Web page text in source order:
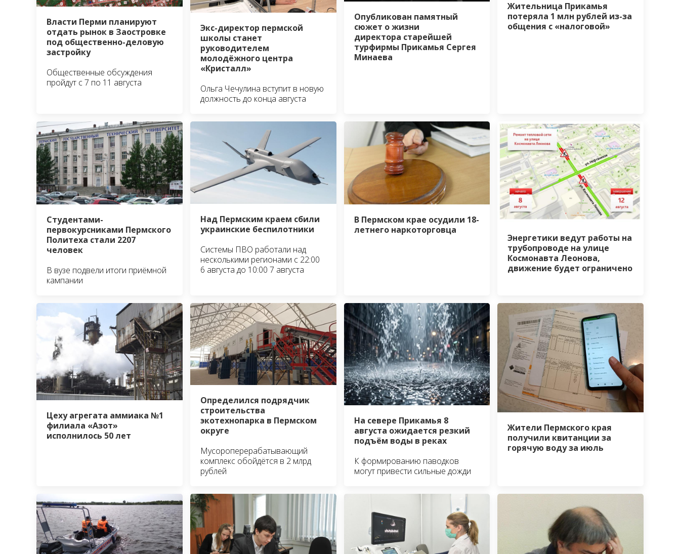
Власти Перми планируют
отдать рынок в Заостровке
под общественно-деловую
застройку
Общественные обсуждения
пройдут с 7 по 11 августа
Экс-директор пермской
школы станет
руководителем
молодёжного центра
«Кристалл»
Ольга Чечулина вступит в новую
должность до конца августа
Опубликован памятный
сюжет о жизни
директора старейшей
турфирмы Прикамья Сергея
Минаева
Жительница Прикамья
потеряла 1 млн рублей из-за
общения с «налоговой»
Студентами-
первокурсниками Пермского
Политеха стали 2207
человек
В вузе подвели итоги приёмной
кампании
Над Пермским краем сбили
украинские беспилотники
Системы ПВО работали над
несколькими регионами с 22:00
6 августа до 10:00 7 августа
В Пермском крае осудили 18-
летнего наркоторговца
Энергетики ведут работы на
трубопроводе на улице
Космонавта Леонова,
движение будет ограничено
Цеху агрегата аммиака №1
филиала «Азот»
исполнилось 50 лет
Определился подрядчик
строительства
экотехнопарка в Пермском
округе
Мусороперерабатывающий
комплекс обойдётся в 2 млрд
рублей
На севере Прикамья 8
августа ожидается резкий
подъём воды в реках
К формированию паводков
могут привести сильные дожди
Жители Пермского края
получили квитанции за
горячую воду за июль